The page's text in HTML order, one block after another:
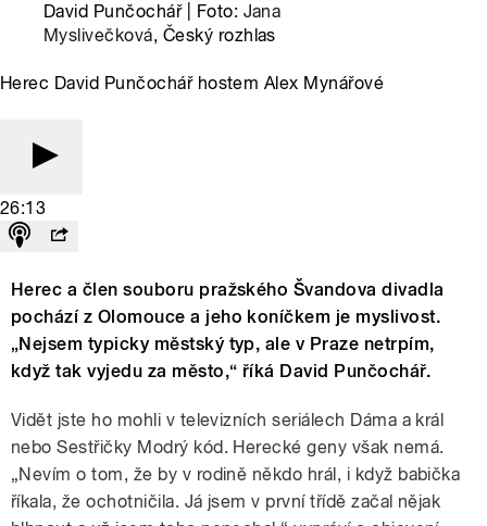
David Punčochář | Foto: Jana
Myslivečková, Český rozhlas
Herec David Punčochář hostem Alex Mynářové
26:13
Herec a člen souboru pražského Švandova divadla
pochází z Olomouce a jeho koníčkem je myslivost.
„Nejsem typicky městský typ, ale v Praze netrpím,
když tak vyjedu za město,“ říká David Punčochář.
Vidět jste ho mohli v televizních seriálech Dáma a král
nebo Sestřičky Modrý kód. Herecké geny však nemá.
„Nevím o tom, že by v rodině někdo hrál, i když babička
říkala, že ochotničila. Já jsem v první třídě začal nějak